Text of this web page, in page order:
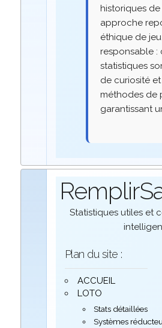
historiques de
approche
éthique de jeu
responsable :
statistiques
de curiosité
méthodes de
garantissant
Statistiques utiles et
Plan du site :
ACCUEIL
LOTO
Stats détaillées
Systèmes